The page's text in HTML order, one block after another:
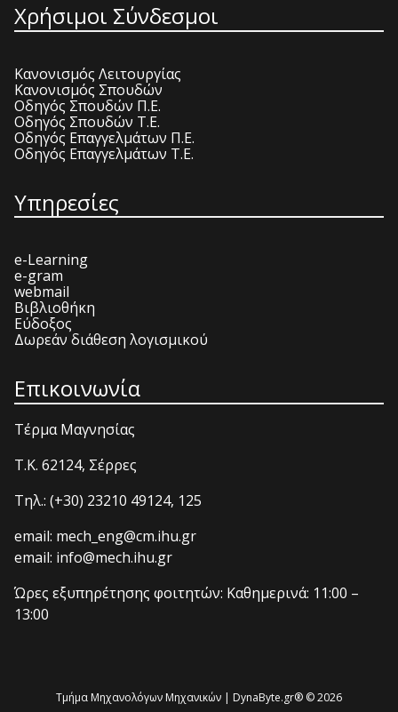
Χρήσιμοι Σύνδεσμοι
Κανονισμός Λειτουργίας
Κανονισμός Σπουδών
Οδηγός Σπουδών Π.Ε.
Οδηγός Σπουδών Τ.Ε.
Οδηγός Επαγγελμάτων Π.Ε.
Οδηγός Επαγγελμάτων Τ.Ε.
Υπηρεσίες
e-Learning
e-gram
webmail
Βιβλιοθήκη
Εύδοξος
Δωρεάν διάθεση λογισμικού
Επικοινωνία
Τέρμα Μαγνησίας
T.K. 62124, Σέρρες
Τηλ.: (+30) 23210 49124, 125
email: mech_eng@cm.ihu.gr
email: info@mech.ihu.gr
Ώρες εξυπηρέτησης φοιτητών: Καθημερινά: 11:00 –
13:00
Τμήμα Μηχανολόγων Μηχανικών | DynaByte.gr® © 2026